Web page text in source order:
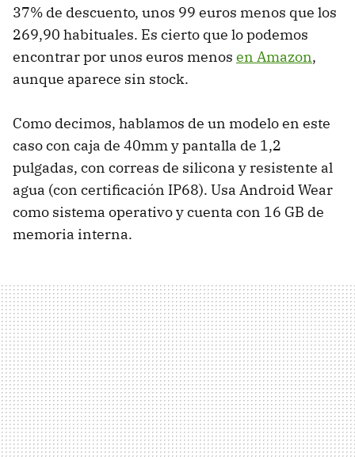
37% de descuento, unos 99 euros menos que los
269,90 habituales. Es cierto que lo podemos
encontrar por unos euros menos en Amazon,
aunque aparece sin stock.
Como decimos, hablamos de un modelo en este
caso con caja de 40mm y pantalla de 1,2
pulgadas, con correas de silicona y resistente al
agua (con certificación IP68). Usa Android Wear
como sistema operativo y cuenta con 16 GB de
memoria interna.